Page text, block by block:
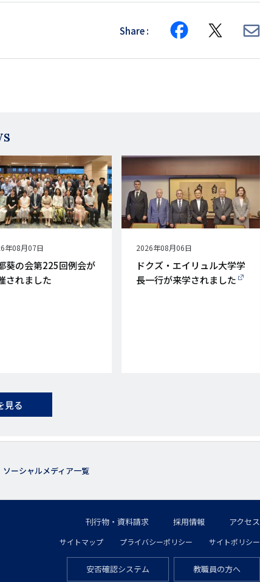
Share Share Share
年08月07日
葵の会第225回例会が
されました
公
開
日
2026年08月06日
ドクズ・エイリュル大学学
長一行が来学されました
見る
ソーシャルメディア一覧
フ
ッ
刊行物・資料請求 採用情報 アクセス
フ
サイトマップ プライバシーポリシー サイトポリシー
安否確認システム 教職員の方へ